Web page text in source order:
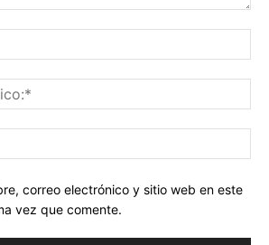
correo electrónico y sitio web en este
vez que comente.